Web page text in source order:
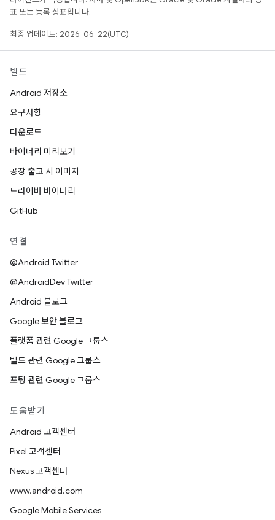
표 또는 등록 상표입니다.
최종 업데이트: 2026-06-22(UTC)
빌드
Android 저장소
요구사항
다운로드
바이너리 미리보기
공장 출고 시 이미지
드라이버 바이너리
GitHub
연결
@Android Twitter
@AndroidDev Twitter
Android 블로그
Google 보안 블로그
플랫폼 관련 Google 그룹스
빌드 관련 Google 그룹스
포팅 관련 Google 그룹스
도움받기
Android 고객센터
Pixel 고객센터
Nexus 고객센터
www.android.com
Google Mobile Services